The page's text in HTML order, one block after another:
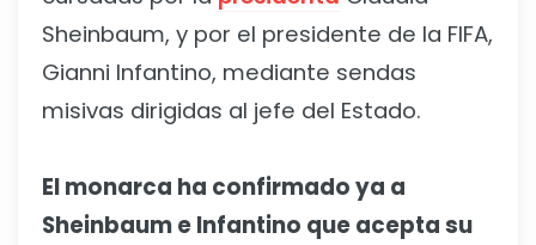
Sheinbaum, y por el presidente de la FIFA,
Gianni Infantino, mediante sendas
misivas dirigidas al jefe del Estado.
El monarca ha confirmado ya a
Sheinbaum e Infantino que acepta su